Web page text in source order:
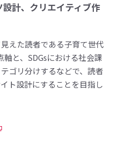
設計、クリエイティブ作
えた読者である子育て世代
軸と、SDGsにおける社会課
ゴリ分けするなどで、読者
ト設計にすることを目指し